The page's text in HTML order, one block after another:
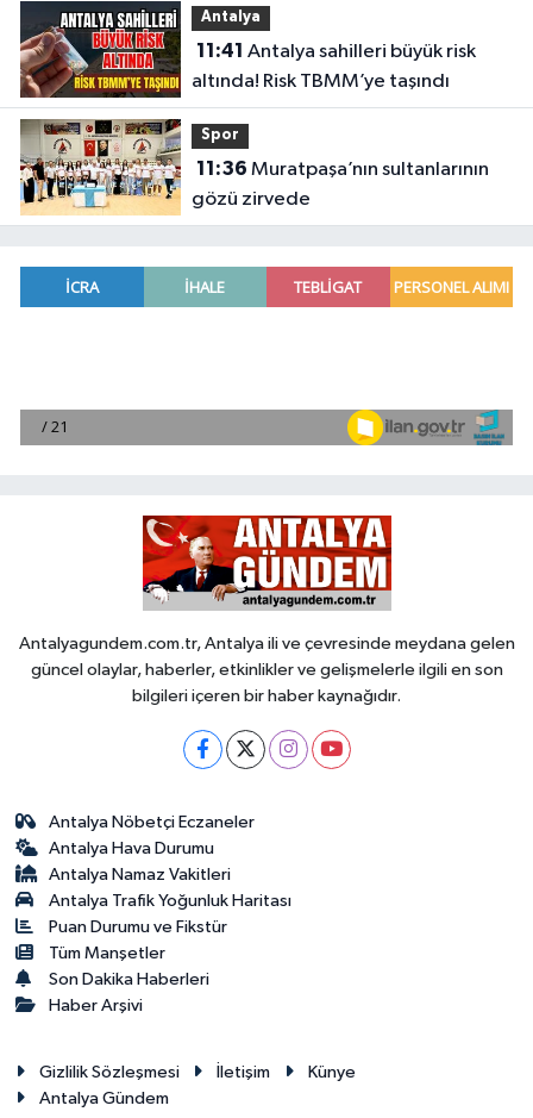
Antalya
11:41
altında! Risk TBMM’ye taşındı
Spor
11:36
gözü zirvede
Antalyagundem.com.tr, Antalya ili ve çevresinde meydana gelen
güncel olaylar, haberler, etkinlikler ve gelişmelerle ilgili en son
bilgileri içeren bir haber kaynağıdır.
Antalya Nöbetçi Eczaneler
Antalya Hava Durumu
Antalya Namaz Vakitleri
Antalya Trafik Yoğunluk Haritası
Puan Durumu ve Fikstür
Tüm Manşetler
Son Dakika Haberleri
Haber Arşivi
Gizlilik Sözleşmesi İletişim
Künye
Antalya Gündem